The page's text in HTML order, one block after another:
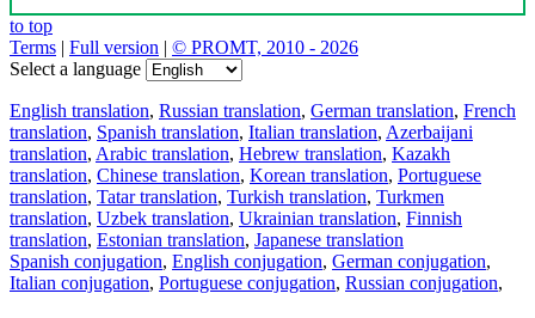
to top
Terms | Full version | © PROMT, 2010 - 2026
Select a language
English translation, Russian translation, German translation, French
translation, Spanish translation, Italian translation, Azerbaijani
translation, Arabic translation, Hebrew translation, Kazakh
translation, Chinese translation, Korean translation, Portuguese
translation, Tatar translation, Turkish translation, Turkmen
translation, Uzbek translation, Ukrainian translation, Finnish
translation, Estonian translation, Japanese translation
Spanish conjugation, English conjugation, German conjugation,
Italian conjugation, Portuguese conjugation, Russian conjugation,